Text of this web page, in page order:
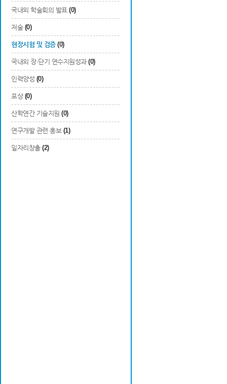
국내외 학술회의 발표 (0)
저술 (0)
현장시험 및 검증 (0)
국내외 장·단기 연수지원성과 (0)
인력양성 (0)
포상 (0)
산학연간 기술지원 (0)
연구개발 관련 홍보 (1)
일자리창출 (2)